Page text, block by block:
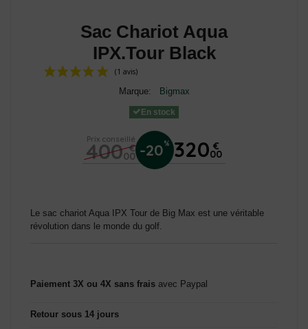
Sac Chariot Aqua
IPX.Tour Black
(1 avis)
Marque: Bigmax
En stock
Prix conseillé
400 €
00 -20% 320 €
00
Le sac chariot Aqua IPX Tour de Big Max est une véritable
révolution dans le monde du golf.
Paiement 3X ou 4X sans frais avec Paypal
Retour sous 14 jours